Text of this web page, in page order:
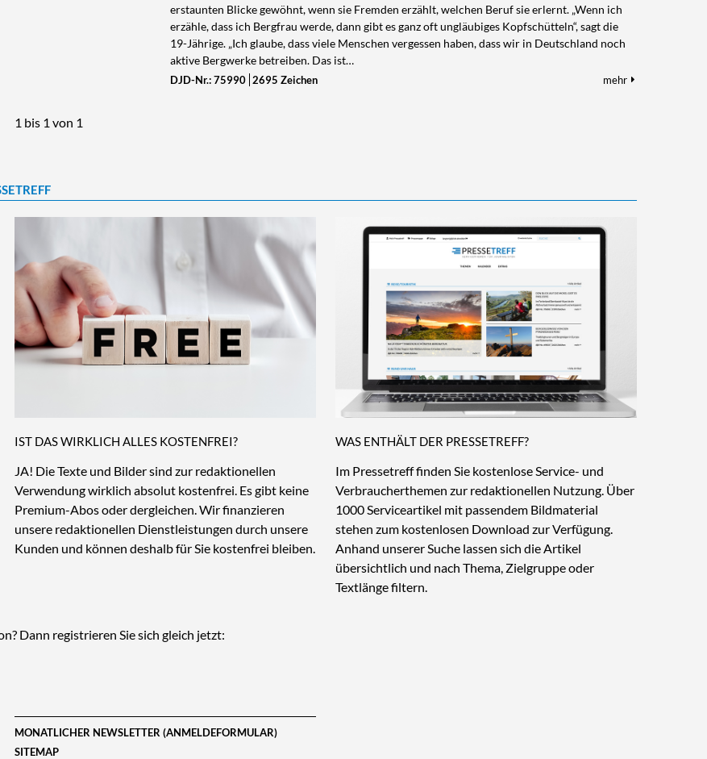
erstaunten Blicke gewöhnt, wenn sie Fremden erzählt, welchen Beruf sie erlernt. „Wenn ich
erzähle, dass ich Bergfrau werde, dann gibt es ganz oft ungläubiges Kopfschütteln“, sagt die
19-Jährige. „Ich glaube, dass viele Menschen vergessen haben, dass wir in Deutschland noch
aktive Bergwerke betreiben. Das ist…
DJD-Nr.: 75990 2695 Zeichen mehr
1 bis 1 von 1
IST DAS WIRKLICH ALLES KOSTENFREI?
JA! Die Texte und Bilder sind zur redaktionellen
Verwendung wirklich absolut kostenfrei. Es gibt keine
Premium-Abos oder dergleichen. Wir finanzieren
unsere redaktionellen Dienstleistungen durch unsere
Kunden und können deshalb für Sie kostenfrei bleiben.
WAS ENTHÄLT DER PRESSETREFF?
Im Pressetreff finden Sie kostenlose Service- und
Verbraucherthemen zur redaktionellen Nutzung. Über
1000 Serviceartikel mit passendem Bildmaterial
stehen zum kostenlosen Download zur Verfügung.
Anhand unserer Suche lassen sich die Artikel
übersichtlich und nach Thema, Zielgruppe oder
Textlänge filtern.
Dann registrieren Sie sich gleich jetzt:
MONATLICHER NEWSLETTER (ANMELDEFORMULAR)
SITEMAP